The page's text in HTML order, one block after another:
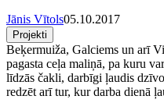
Jānis Vītols05.10.2017
Projekti
Beķermuiža, Galciems un arī
pagasta ceļa maliņā, pa kuru
līdzās čakli, darbīgi ļaudis
redzēt arī tur, kur darba dienā